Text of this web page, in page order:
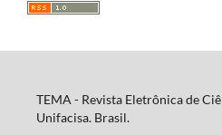
TEMA - Revista Eletrônica de
Unifacisa. Brasil.